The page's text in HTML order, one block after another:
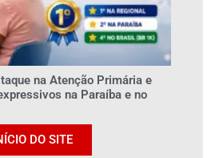
na Atenção Primária e
na Paraíba e no
DO SITE